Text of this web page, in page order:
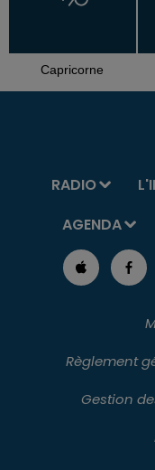
Capricorne
RADIO
AGENDA
Règlement
Gestion